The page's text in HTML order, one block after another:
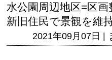
水公園周辺地区=区画
新旧住民で景観を維
2021年09月07日 |